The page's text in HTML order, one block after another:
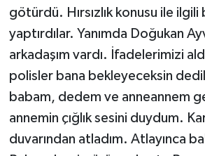
götürdü. Hırsızlık konusu ile
yaptırdılar. Yanımda Doğukan
arkadaşım vardı. İfadelerimizi
polisler bana bekleyeceksin
babam, dedem ve anneannem
annemin çığlık sesini duydum.
duvarından atladım. Atlayınca